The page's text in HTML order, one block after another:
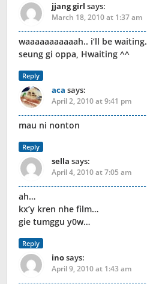
jjang girl says:
March 18, 2010 at 1:37 am
waaaaaaaaaaah.. i’ll be waiting.
seung gi oppa, Hwaiting ^^
Reply
aca says:
April 2, 2010 at 9:41 pm
mau ni nonton
Reply
sella says:
April 4, 2010 at 7:05 am
ah…
kx’y kren nhe film…
gie tumggu y0w…
Reply
inosays:
April 9, 2010 at 1:43 am